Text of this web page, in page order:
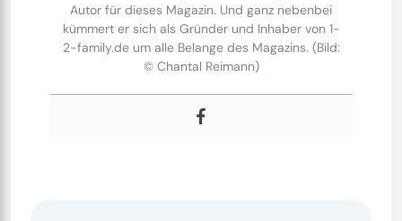
Autor für dieses Magazin. Und ganz nebenbei
kümmert er sich als Gründer und Inhaber von 1-
2-family.de um alle Belange des Magazins. (Bild:
© Chantal Reimann)